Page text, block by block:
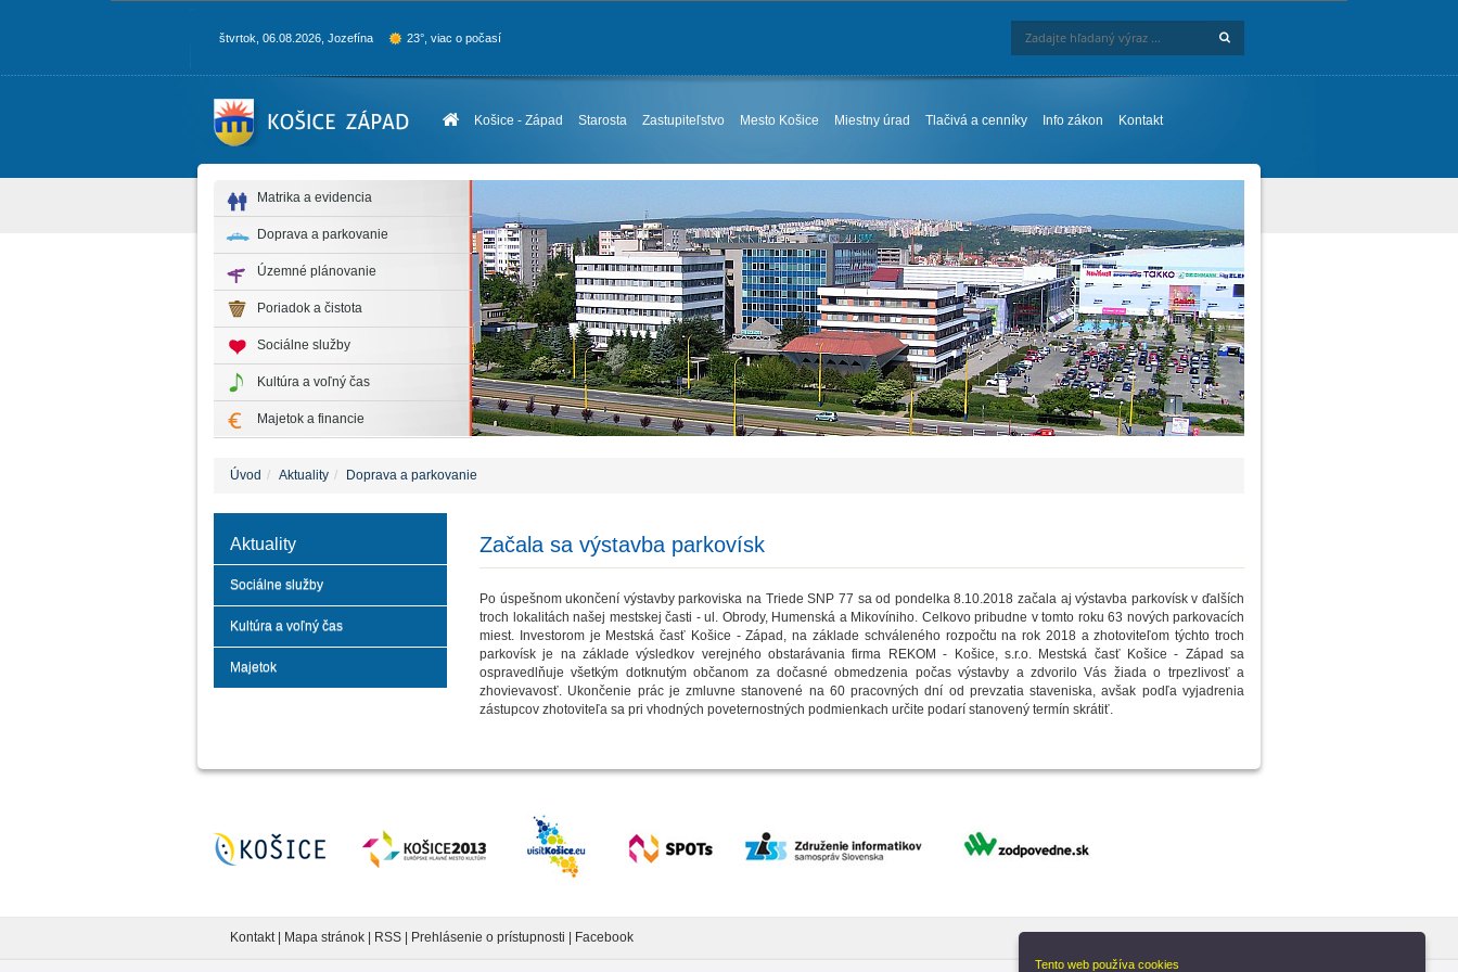
štvrtok, 06.08.2026, Jozefína 23°, viac o počasí
Košice - Západ Starosta Zastupiteľstvo Mesto Košice Miestny úrad Tlačivá a cenníky Info zákon Kontakt
Matrika a evidencia
Doprava a parkovanie
Územné plánovanie
Poriadok a čistota
Sociálne služby
Kultúra a voľný čas
Majetok a financie
Úvod Aktuality Doprava a parkovanie
Aktuality
Sociálne služby
Kultúra a voľný čas
Majetok
Začala sa výstavba parkovísk
Po úspešnom ukončení výstavby parkoviska na Triede SNP 77 sa od pondelka 8.10.2018 začala aj výstavba parkovísk v ďalších
troch lokalitách našej mestskej časti - ul. Obrody, Humenská a Mikovíniho. Celkovo pribudne v tomto roku 63 nových parkovacích
miest. Investorom je Mestská časť Košice - Západ, na základe schváleného rozpočtu na rok 2018 a zhotoviteľom týchto troch
parkovísk je na základe výsledkov verejného obstarávania firma REKOM - Košice, s.r.o. Mestská časť Košice - Západ sa
ospravedlňuje všetkým dotknutým občanom za dočasné obmedzenia počas výstavby a zdvorilo Vás žiada o trpezlivosť a
zhovievavosť. Ukončenie prác je zmluvne stanovené na 60 pracovných dní od prevzatia staveniska, avšak podľa vyjadrenia
zástupcov zhotoviteľa sa pri vhodných poveternostných podmienkach určite podarí stanovený termín skrátiť.
Kontakt| Mapa stránok RSS Prehlásenie o prístupnosti Facebook
Tento web používa cookies